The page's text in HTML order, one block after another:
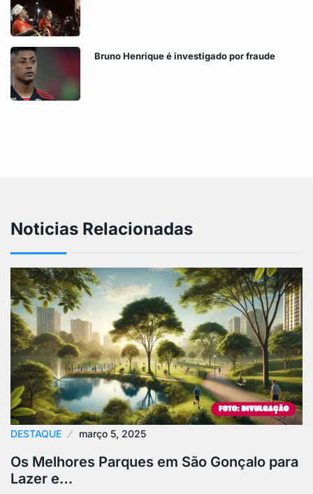
Bruno Henrique é investigado por fraude
Noticias Relacionadas
DESTAQUE março 5, 2025
Os Melhores Parques em São Gonçalo para
Lazer e…